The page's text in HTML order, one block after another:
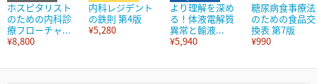
ホスピタリスト
のための内科診
療フローチャ...
¥8,800
内科レジデント
の鉄則 第4版
¥5,280
より理解を深め
る！体液電解質
異常と輸液...
¥5,940
糖尿病食事療法
のための食品交
換表 第7版
¥990